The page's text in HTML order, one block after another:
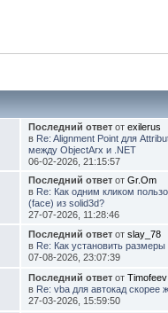
Последний ответот exilerus
в Re: Alignment Point для
между ObjectArx и .NET
06-02-2026, 21:15:57
Последний ответот Gr.Om
в Re: Как одним кликом
(face) из solid3d?
27-07-2026, 11:28:46
Последний ответот slay_78
в Re: Как установить
07-08-2026, 23:07:39
Последний ответот Timofeev
в Re: vba для автокад скорее
27-03-2026, 15:59:50